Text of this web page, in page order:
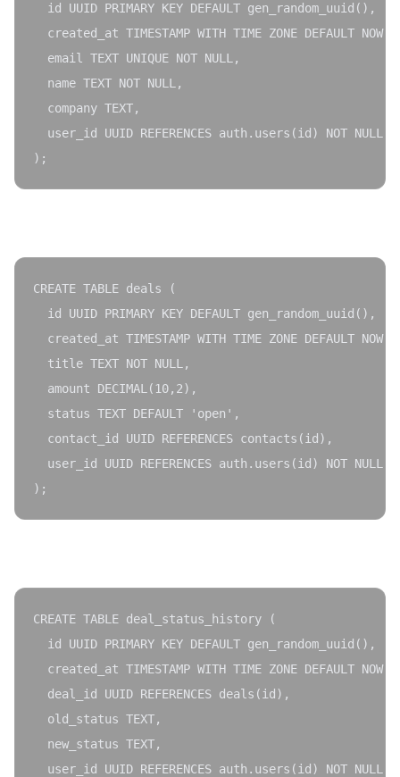
  id UUID PRIMARY KEY DEFAULT gen_random_uuid(),
created_at TIMESTAMP WITH TIME ZONE DEFAULT
  email TEXT UNIQUE NOT NULL,
  name TEXT NOT NULL,
  company TEXT,
  user_id UUID REFERENCES auth.users(id) NOT NULL
CREATE TABLE deals (
  id UUID PRIMARY KEY DEFAULT gen_random_uuid(),
created_at TIMESTAMP WITH TIME ZONE DEFAULT
  title TEXT NOT NULL,
  amount DECIMAL(10,2),
  status TEXT DEFAULT 'open',
  contact_id UUID REFERENCES contacts(id),
  user_id UUID REFERENCES auth.users(id) NOT NULL
CREATE TABLE deal_status_history (
  id UUID PRIMARY KEY DEFAULT gen_random_uuid(),
created_at TIMESTAMP WITH TIME ZONE DEFAULT
  deal_id UUID REFERENCES deals(id),
  old_status TEXT,
  new_status TEXT,
  user_id UUID REFERENCES auth.users(id) NOT NULL